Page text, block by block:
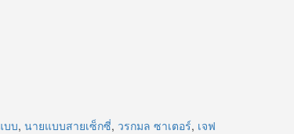
บบ, นายแบบสายเซ็กซี่, วรกมล ซาเตอร์, เจฟ